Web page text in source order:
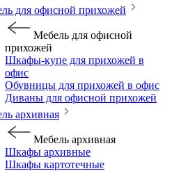
для офисной прихожей
Мебель для офисной
прихожей
Шкафы-купе для прихожей в
офис
Обувницы для прихожей в офис
Диваны для офисной прихожей
архивная
Мебель архивная
Шкафы архивные
Шкафы картотечные